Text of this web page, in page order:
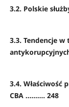
3.2. Polskie
3.3. Tendencje
3.4. Właściwość
CBA .......... 248